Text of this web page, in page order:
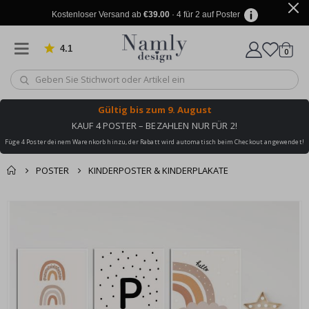
Kostenloser Versand ab €39.00· 4 für 2 auf Poster
4.1 von 1029 Bewertungen
Wagen
0
Gültig bis zum 9. August
KAUF 4 POSTER – BEZAHLEN NUR FÜR 2!
Füge 4 Poster deinem Warenkorb hinzu, der Rabatt wird automatisch beim Checkout angewendet!
POSTER KINDERPOSTER & KINDERPLAKATE
Bildgalerie
springen